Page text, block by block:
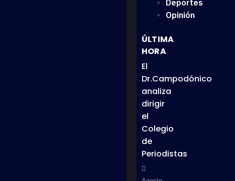
Deportes
Opinión
ÚLTIMA
HORA
El
Dr.Campodónico
analiza
dirigir
el
Colegio
de
Periodistas